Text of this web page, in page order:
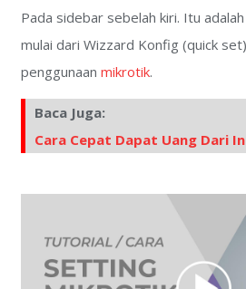
Pada sidebar sebelah kiri. Itu
mulai dari Wizzard Konfig (quick
penggunaan mikrotik.
Baca Juga:
Cara Cepat Dapat Uang Dari